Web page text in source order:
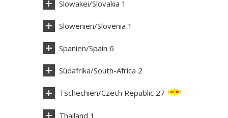
Slowakei/Slovakia 1
Slowenien/Slovenia 1
Spanien/Spain 6
Südafrika/South-Africa 2
Tschechien/Czech Republic 27
Thailand 1